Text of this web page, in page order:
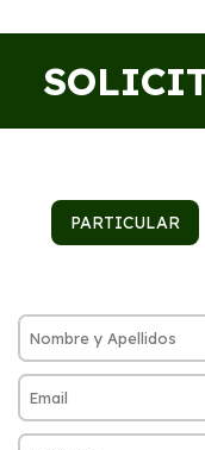
PARTICULAR